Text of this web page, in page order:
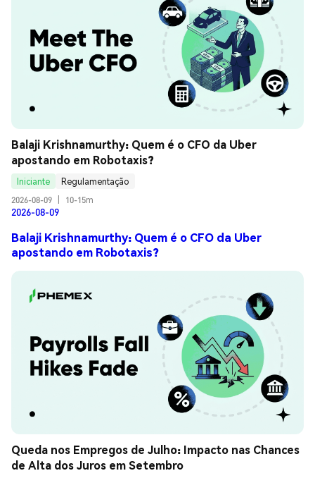
Balaji Krishnamurthy: Quem é o CFO da Uber
apostando em Robotaxis?
Iniciante
Regulamentação
2026-08-09
10-15m
2026-08-09
Balaji Krishnamurthy: Quem é o CFO da Uber
apostando em Robotaxis?
Queda nos Empregos de Julho: Impacto nas Chances
de Alta dos Juros em Setembro